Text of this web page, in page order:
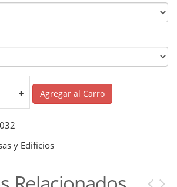
Agregar al Carro
y Edificios